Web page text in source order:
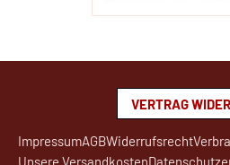
VERTRAG
ImpressumAGBWiderrufsrecht